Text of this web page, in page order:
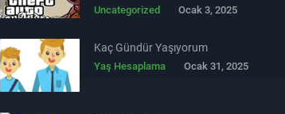
Uncategorized Ocak 3, 2025
Kaç Gündür Yaşıyorum
Yaş Hesaplama Ocak 31, 2025